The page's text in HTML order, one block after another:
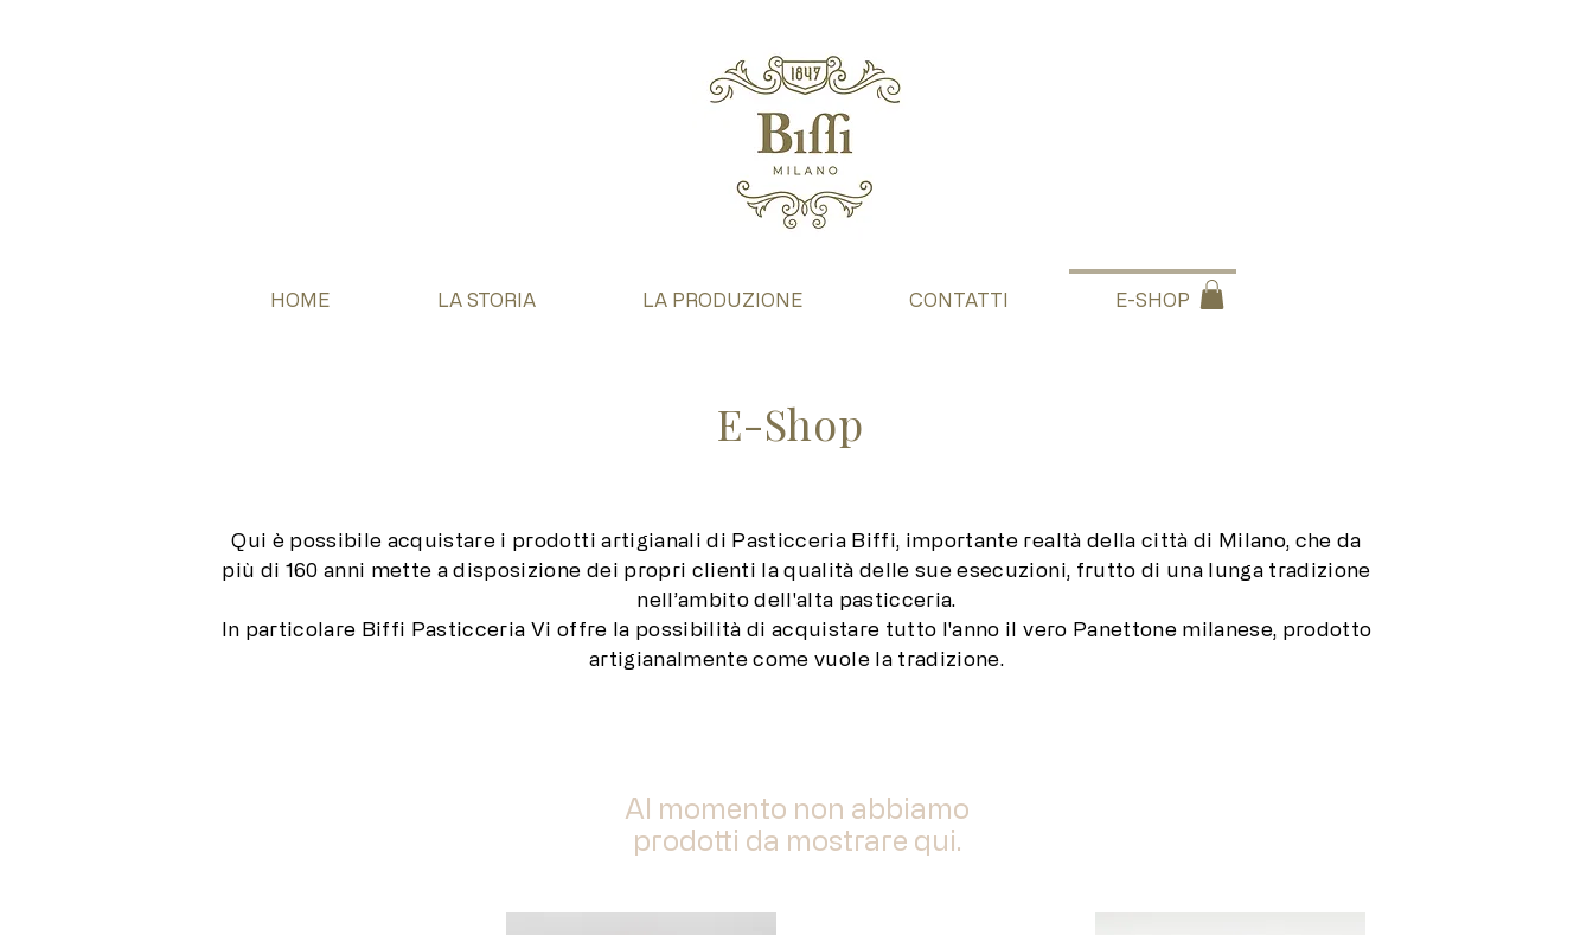
HOME LA STORIA LA PRODUZIONE CONTATTI E-SHOP
E-Shop
Qui è possibile acquistare i prodotti artigianali di Pasticceria Biffi, importante realtà della città di Milano, che da
più di 160 anni mette a disposizione dei propri clienti la qualità delle sue esecuzioni, frutto di una lunga tradizione
nell’ambito dell'alta pasticceria.
In particolare Biffi Pasticceria Vi offre la possibilità di acquistare tutto l'anno il vero Panettone milanese, prodotto
artigianalmente come vuole la tradizione.
Al momento non abbiamo
prodotti da mostrare qui.